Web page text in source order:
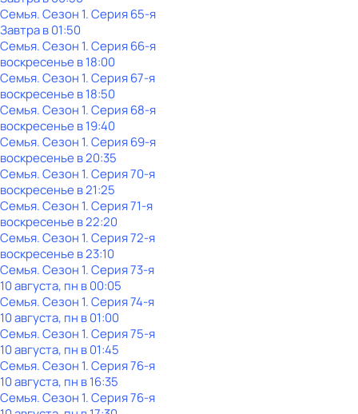
Семья. Сезон 1. Серия 65-я
Завтра в 01:50
Семья. Сезон 1. Серия 66-я
воскресенье в18:00
Семья. Сезон 1. Серия 67-я
воскресенье в18:50
Семья. Сезон 1. Серия 68-я
воскресенье в19:40
Семья. Сезон 1. Серия 69-я
воскресенье в20:35
Семья. Сезон 1. Серия 70-я
воскресенье в21:25
Семья. Сезон 1. Серия 71-я
воскресенье в22:20
Семья. Сезон 1. Серия 72-я
воскресенье в23:10
Семья. Сезон 1. Серия 73-я
10 августа, пн в 00:05
Семья. Сезон 1. Серия 74-я
10 августа, пн в 01:00
Семья. Сезон 1. Серия 75-я
10 августа, пн в 01:45
Семья. Сезон 1. Серия 76-я
10 августа, пн в 16:35
Семья. Сезон 1. Серия 76-я